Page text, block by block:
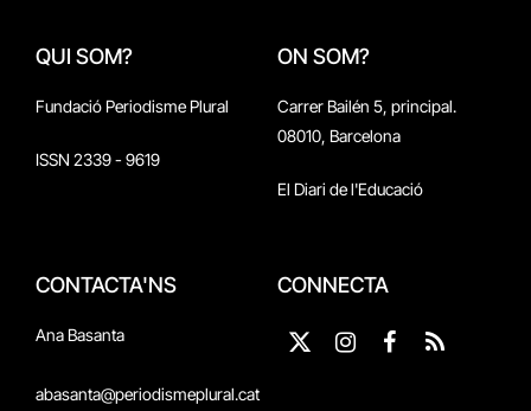
QUI SOM?
Fundació Periodisme Plural
ISSN 2339 - 9619
ON SOM?
Carrer Bailén 5, principal.
08010, Barcelona
El Diari de l'Educació
CONTACTA'NS
Ana Basanta
abasanta@periodismeplural.cat
CONNECTA
X
Instagram
Facebook
RSS